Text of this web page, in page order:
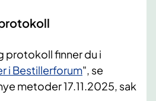
protokoll finner du i
i Bestillerforum", se
metoder 17.11.2025, sak